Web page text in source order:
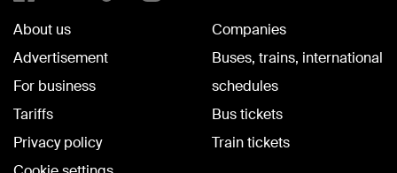
About us
Advertisement
For business
Tariffs
Privacy policy
Companies
Buses, trains, international
schedules
Bus tickets
Train tickets